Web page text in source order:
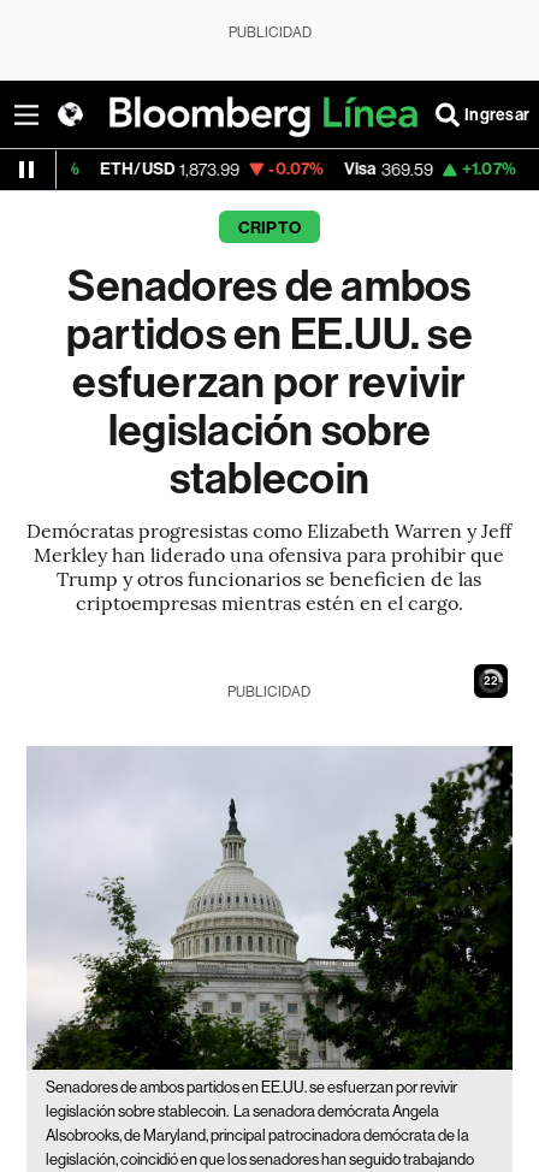
PUBLICIDAD
Ingresar
ETH/USD 1,873.99 -0.07% Visa 369.59 +1.07%
CRIPTO
Senadores de ambos
partidos en EE.UU. se
esfuerzan por revivir
legislación sobre
stablecoin
Demócratas progresistas como Elizabeth Warren y Jeff
Merkley han liderado una ofensiva para prohibir que
Trump y otros funcionarios se beneficien de las
criptoempresas mientras estén en el cargo.
21
PUBLICIDAD
Senadores de ambos partidos en EE.UU. se esfuerzan por revivir
legislación sobre stablecoin.
La senadora demócrata Angela
Alsobrooks, de Maryland, principal patrocinadora demócrata de la
legislación, coincidió en que los senadores han seguido trabajando